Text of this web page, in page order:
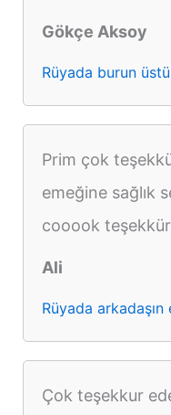
Gökçe Aksoy
Rüyada burun
Prim çok
emeğine sağlık
cooook
Ali
Rüyada
Çok teşekkur